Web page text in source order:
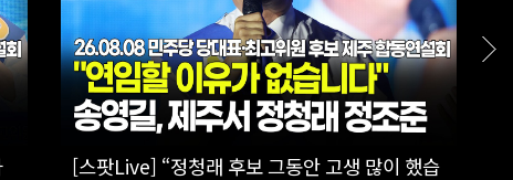
[스팟Live] “당 돌아가는 모습에 분노”…김민